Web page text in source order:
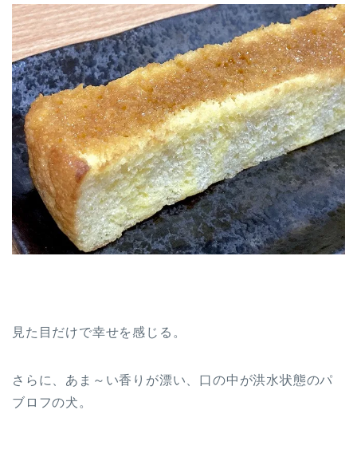
見た目だけで幸せを感じる。
さらに、あま～い香りが漂い、口の中が洪水状態のパ
ブロフの犬。